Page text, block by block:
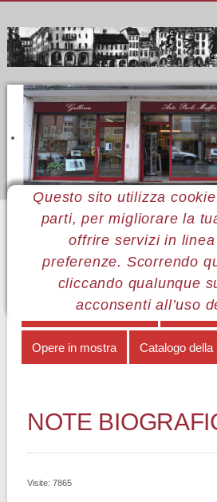
Questo sito utilizza
parti, per migliorare la
offrire servizi in
preferenze. Scorrendo
cliccando qualunque
acconsenti all’uso
Sei qui: Home Le mostre Mostre
Note biografiche
MENÙ LUCIO AFELTRA
Il linguaggio dell'artista Note
Opere in mostra Catalogo della
NOTE
Visite: 7865